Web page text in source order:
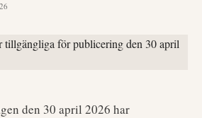
den 30 april 2026 har